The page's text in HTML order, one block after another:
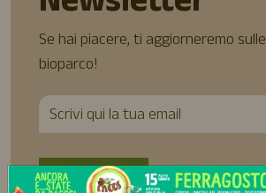
Se hai piacere, ti aggiorneremo
bioparco!